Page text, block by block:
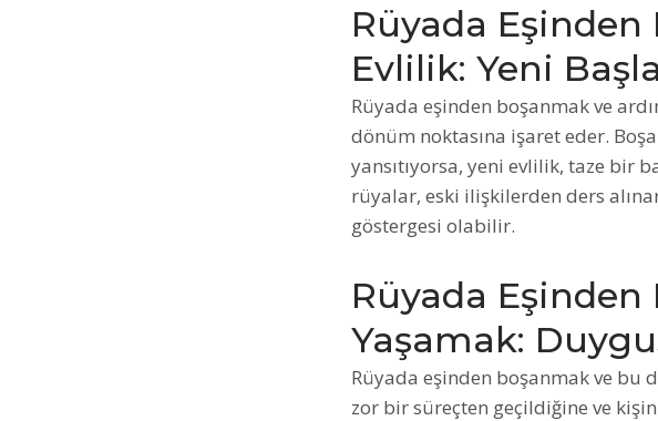
Rüyada
Evlilik: Yeni
Rüyada eşinden boşanmak ve
dönüm noktasına işaret eder.
yansıtıyorsa, yeni evlilik, taze bir
rüyalar, eski ilişkilerden ders
göstergesi olabilir.
Rüyada Eşinden
Yaşamak:
Rüyada eşinden boşanmak ve bu
zor bir süreçten geçildiğine ve